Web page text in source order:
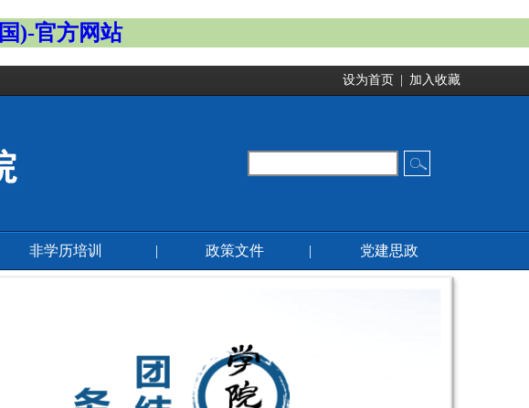
)-官方网站
设为首页 加入收藏
非学历培训 | 政策文件 | 党建思政